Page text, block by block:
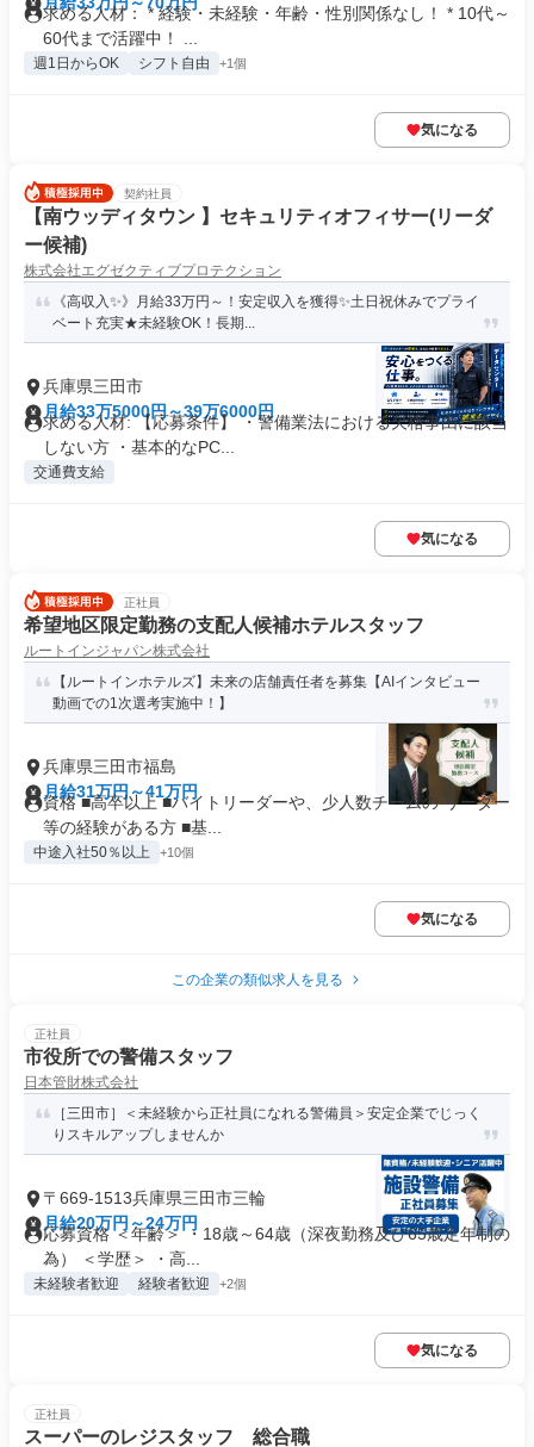
求める人材： * 経験・未経験・年齢・性別関係なし！ * 10代～
60代まで活躍中！ ...
週1日からOK シフト自由 +1個
気になる
契約社員
【南ウッディタウン 】セキュリティオフィサー(リーダ
ー候補)
株式会社エグゼクティブプロテクション
《高収入✨》月給33万円～！安定収入を獲得✨土日祝休みでプライ
ベート充実★未経験OK！長期...
兵庫県三田市
月給33万5000円～39万6000円
求める人材: 【応募条件】 ・警備業法における欠格事由に該当
しない方 ・基本的なPC...
交通費支給
気になる
正社員
希望地区限定勤務の支配人候補ホテルスタッフ
ルートインジャパン株式会社
【ルートインホテルズ】未来の店舗責任者を募集【AIインタビュー
動画での1次選考実施中！】
兵庫県三田市福島
月給31万円～41万円
資格 ■高卒以上 ■バイトリーダーや、少人数チームの リーダー
等の経験がある方 ■基...
中途入社50％以上 +10個
気になる
この企業の類似求人を見る
正社員
市役所での警備スタッフ
日本管財株式会社
［三田市］＜未経験から正社員になれる警備員＞安定企業でじっく
りスキルアップしませんか
〒669-1513兵庫県三田市三輪
月給20万円～24万円
応募資格 ＜年齢＞ ・18歳～64歳（深夜勤務及び65歳定年制の
為） ＜学歴＞ ・高...
未経験者歓迎 経験者歓迎 +2個
気になる
正社員
スーパーのレジスタッフ 総合職